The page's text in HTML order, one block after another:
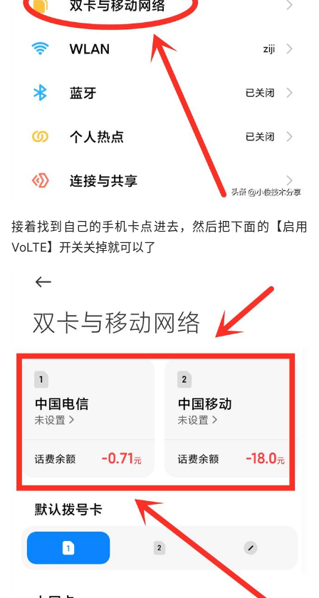
接着找到自己的手机卡点进去，然后把下面的【启用
VoLTE】开关关掉就可以了